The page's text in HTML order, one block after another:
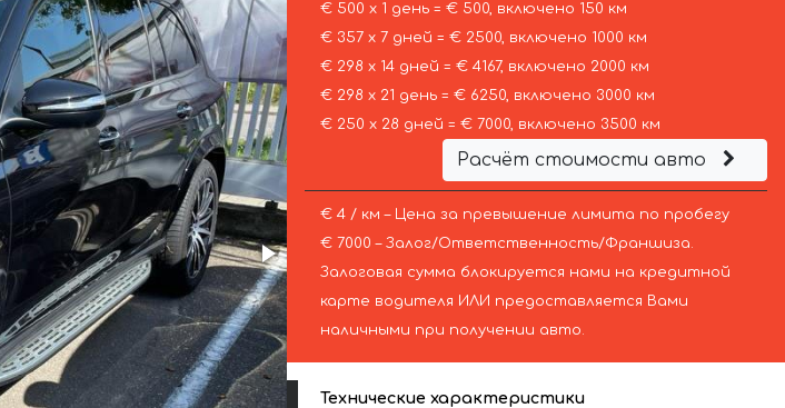
€ 500 х 1 день = € 500, включено 150 км
€ 357 х 7 дней = € 2500, включено 1000 км
€ 298 х 14 дней = € 4167, включено 2000 км
€ 298 х 21 день = € 6250, включено 3000 км
€ 250 х 28 дней = € 7000, включено 3500 км
Расчёт стоимости авто
€ 4 / км – Цена за превышение лимита по пробегу
€ 7000 – Залог/Ответственность/Франшиза.
Залоговая сумма блокируется нами на кредитной
карте водителя ИЛИ предоставляется Вами
наличными при получении авто.
Технические характеристики